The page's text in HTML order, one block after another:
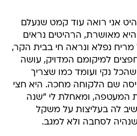
אני רואה עוד קמט שנעלם
מאושרת, הרהיטים נראים
נפלא ונראה חי בבית הקר,
למיקומם המדויק, עושה
נקי ועומד כמו שצריך
שם הלקוחה מחכה. היא חצי
המעטפה, ומאחלת לי "שנה
לה בעליצות על משקל
לסחבה ולא למגב.